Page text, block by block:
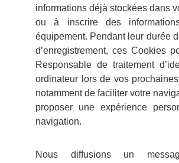
informations déjà stockées dans
ou à inscrire des
équipement. Pendant leur durée
d’enregistrement, ces Cookies
Responsable de traitement
ordinateur lors de vos
notamment de faciliter votre
proposer une expérience
navigation.
Nous diffusions un